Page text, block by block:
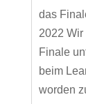
das
2022
Finale
beim
worden